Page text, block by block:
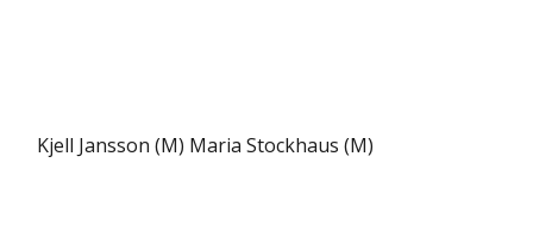
Kjell Jansson (M) Maria Stockhaus (M)